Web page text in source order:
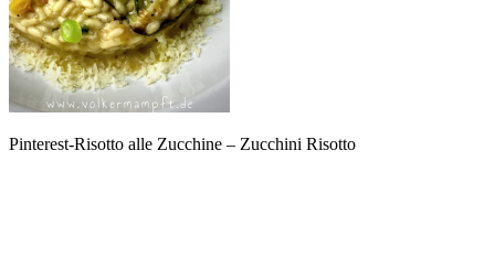
Pinterest-Risotto alle Zucchine – Zucchini Risotto